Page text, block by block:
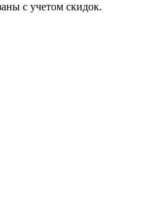
с учетом скидок.